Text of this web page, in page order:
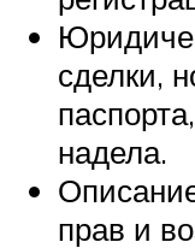
сделки,
надела.
прав и